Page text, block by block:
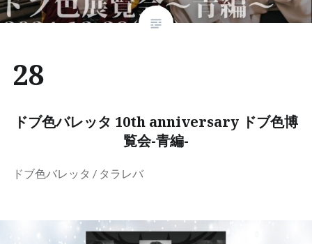
28
ドブ色バレッタ 10th anniversary ドブ色博
覧会-青編-
ドブ色バレッタ / タラレバ